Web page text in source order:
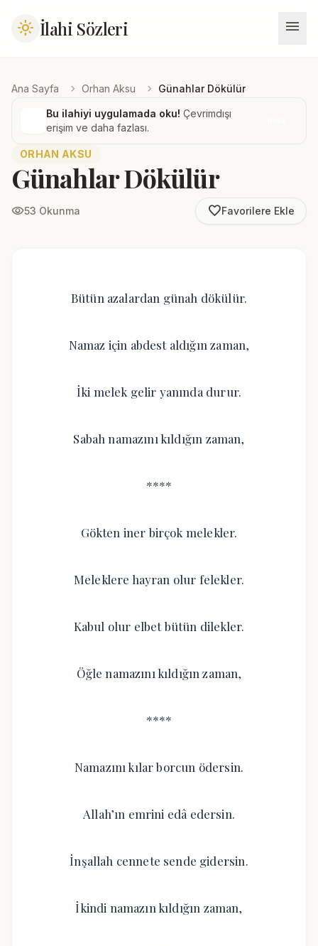
light_mode İlahi Sözleri menu
Ana Sayfa chevron_right Orhan Aksu chevron_right Günahlar Dökülür
Bu ilahiyi uygulamada oku! Çevrimdışı
erişim ve daha fazlası.
ORHAN AKSU
Günahlar Dökülür
visibility53 Okunma favorite_borderFavorilere Ekle
Bütün azalardan günah dökülür.
Namaz için abdest aldığın zaman,
İki melek gelir yanında durur.
Sabah namazını kıldığın zaman,
****
Gökten iner birçok melekler.
Meleklere hayran olur felekler.
Kabul olur elbet bütün dilekler.
Öğle namazını kıldığın zaman,
****
Namazını kılar borcun ödersin.
Allah’ın emrini edâ edersin.
İnşallah cennete sende gidersin.
İkindi namazın kıldığın zaman,